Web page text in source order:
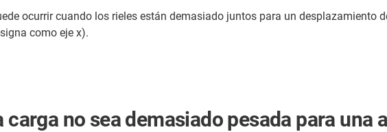
ocurrir cuando los rieles están demasiado juntos para un desplazamiento
como eje x).
carga no sea demasiado pesada para una